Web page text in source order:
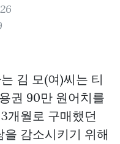
김 모(여)씨는 티
권 90만 원어치를
개월로 구매했던
감소시키기 위해